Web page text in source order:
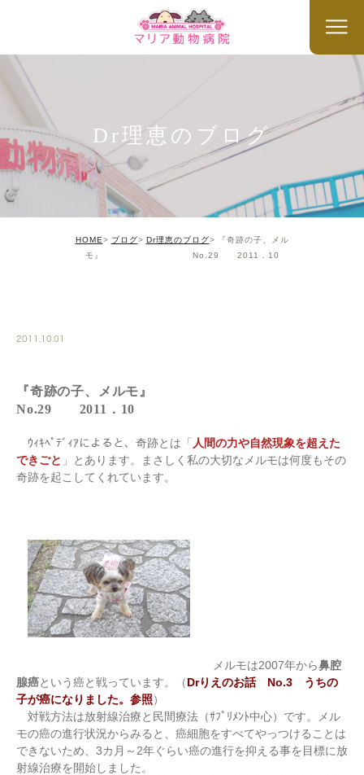
Dr理恵のブログ
HOME ブログ Dr理恵のブログ
『奇跡の子、メル
モ』 No.29 2011．10
2011.10.01
『奇跡の子、メルモ』
No.29 2011．10
ｳｨｷﾍﾟﾃﾞｨｱによると、奇跡とは「 人間の力や自然現象を超えた
できごと 」とあります。まさしく私の大切なメルモは何度もその
奇跡を起こしてくれています。
メルモは2007年から鼻腔
腺癌という癌と戦っています。（Drりえのお話 No.3 うちの
子が癌になりました。参照）
対戦方法は放射線治療と民間療法（ｻﾌﾟﾘﾒﾝﾄ中心）です。メル
モの癌の進行状況からみると、癌細胞をすべてやっつけることは
できないため、3カ月～2年ぐらい癌の進行を抑える事を目標に放
射線治療を開始しました。